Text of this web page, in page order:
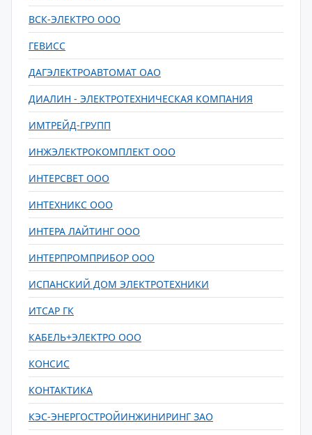
ВСК-ЭЛЕКТРО ООО
ГЕВИСС
ДАГЭЛЕКТРОАВТОМАТ ОАО
ДИАЛИН - ЭЛЕКТРОТЕХНИЧЕСКАЯ КОМПАНИЯ
ИМТРЕЙД-ГРУПП
ИНЖЭЛЕКТРОКОМПЛЕКТ ООО
ИНТЕРСВЕТ ООО
ИНТЕХНИКС ООО
ИНТЕРА ЛАЙТИНГ ООО
ИНТЕРПРОМПРИБОР ООО
ИСПАНСКИЙ ДОМ ЭЛЕКТРОТЕХНИКИ
ИТСАР ГК
КАБЕЛЬ+ЭЛЕКТРО ООО
КОНСИС
КОНТАКТИКА
КЭС-ЭНЕРГОСТРОЙИНЖИНИРИНГ ЗАО